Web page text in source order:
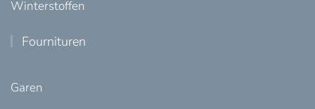
Winterstoffen
Fournituren
Garen